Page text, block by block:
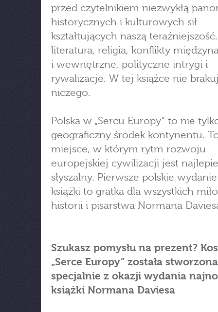
przed czytelnikiem niezwykłą
historycznych i kulturowych sił
kształtujących naszą
literatura, religia, konflikty
i wewnętrzne, polityczne intrygi i
rywalizacje. W tej książce nie
niczego.
Polska w „Sercu Europy” to nie
geograficzny środek kontynentu.
miejsce, w którym rytm rozwoju
europejskiej cywilizacji jest
słyszalny. Pierwsze polskie
książki to gratka dla wszystkich
historii i pisarstwa Normana
Szukasz pomysłu na prezent?
„Serce Europy” została stworzona
specjalnie z okazji wydania
książki Normana Daviesa